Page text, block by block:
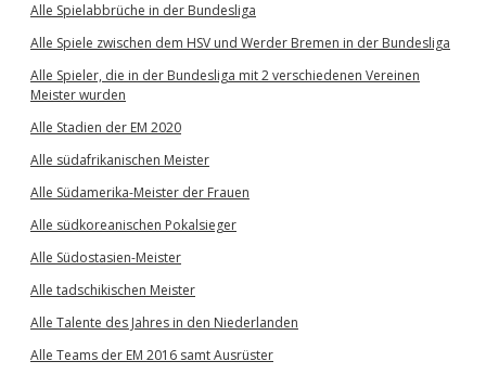
Alle Spielabbrüche in der Bundesliga
Alle Spiele zwischen dem HSV und Werder Bremen in der Bundesliga
Alle Spieler, die in der Bundesliga mit 2 verschiedenen Vereinen
Meister wurden
Alle Stadien der EM 2020
Alle südafrikanischen Meister
Alle Südamerika-Meister der Frauen
Alle südkoreanischen Pokalsieger
Alle Südostasien-Meister
Alle tadschikischen Meister
Alle Talente des Jahres in den Niederlanden
Alle Teams der EM 2016 samt Ausrüster